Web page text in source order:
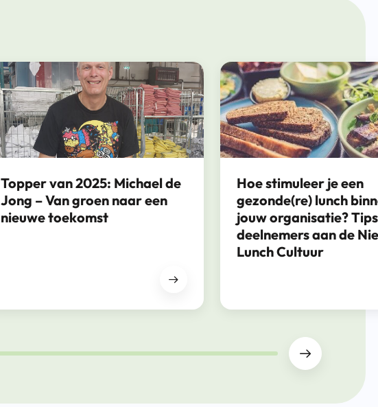
Topper van 2025: Michael de
Jong – Van groen naar een
nieuwe toekomst
Hoe stimuleer je een
gezonde(re) lunch
jouw organisatie?
deelnemers aan de
Lunch Cultuur